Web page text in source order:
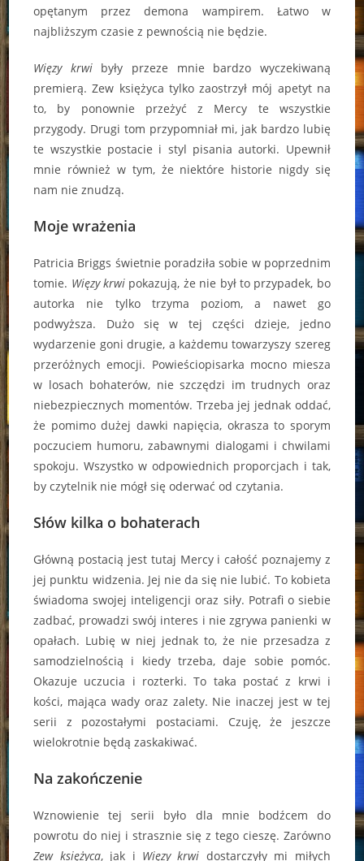
opętanym przez demona wampirem. Łatwo w
najbliższym czasie z pewnością nie będzie.
Więzy krwibyły przeze mnie bardzo wyczekiwaną
premierą. Zew księżyca tylko zaostrzył mój apetyt na
to, by ponownie przeżyć z Mercy te wszystkie
przygody. Drugi tom przypomniał mi, jak bardzo lubię
te wszystkie postacie i styl pisania autorki. Upewnił
mnie również w tym, że niektóre historie nigdy się
nam nie znudzą.
Moje wrażenia
Patricia Briggs świetnie poradziła sobie w poprzednim
tomie. Więzy krwi pokazują, że nie był to przypadek, bo
autorka nie tylko trzyma poziom, a nawet go
podwyższa. Dużo się w tej części dzieje, jedno
wydarzenie goni drugie, a każdemu towarzyszy szereg
przeróżnych emocji. Powieściopisarka mocno miesza
w losach bohaterów, nie szczędzi im trudnych oraz
niebezpiecznych momentów. Trzeba jej jednak oddać,
że pomimo dużej dawki napięcia, okrasza to sporym
poczuciem humoru, zabawnymi dialogami i chwilami
spokoju. Wszystko w odpowiednich proporcjach i tak,
by czytelnik nie mógł się oderwać od czytania.
Słów kilka o bohaterach
Główną postacią jest tutaj Mercy i całość poznajemy z
jej punktu widzenia. Jej nie da się nie lubić. To kobieta
świadoma swojej inteligencji oraz siły. Potrafi o siebie
zadbać, prowadzi swój interes i nie zgrywa panienki w
opałach. Lubię w niej jednak to, że nie przesadza z
samodzielnością i kiedy trzeba, daje sobie pomóc.
Okazuje uczucia i rozterki. To taka postać z krwi i
kości, mająca wady oraz zalety. Nie inaczej jest w tej
serii z pozostałymi postaciami. Czuję, że jeszcze
wielokrotnie będą zaskakiwać.
Na zakończenie
Wznowienie tej serii było dla mnie bodźcem do
powrotu do niej i strasznie się z tego cieszę. Zarówno
Zew księżyca, jak i Więzy krwi dostarczyły mi miłych